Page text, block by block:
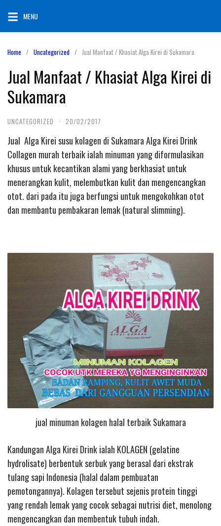
content
MENU
Home Uncategorized Jual Manfaat / Khasiat Alga Kirei di Sukamara
Jual Manfaat / Khasiat Alga Kirei di
Sukamara
UNCATEGORIZED · 20/02/2017
Jual Alga Kirei susu kolagen di Sukamara Alga Kirei Drink
Collagen murah terbaik ialah minuman yang diformulasikan
khusus untuk kecantikan alami yang berkhasiat untuk
menerangkan kulit, melembutkan kulit dan mengencangkan
otot. dari pada itu juga berfungsi untuk mengokohkan otot
dan membantu pembakaran lemak (natural slimming).
jual minuman kolagen halal terbaik Sukamara
Kandungan Alga Kirei Drink ialah KOLAGEN (gelatine
hydrolisate) berbentuk serbuk yang berasal dari ekstrak
tulang sapi Indonesia (halal dalam pembuatan
pemotongannya). Kolagen tersebut sejenis protein tinggi
yang rendah lemak yang cocok sebagai nutrisi diet, menolong
mengencangkan dan membentuk tubuh indah.